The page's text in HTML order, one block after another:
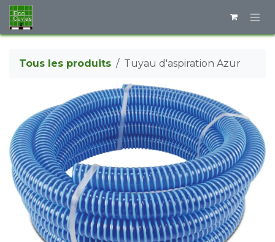
Se rendre au contenu
Tous les produits Tuyau d'aspiration Azur